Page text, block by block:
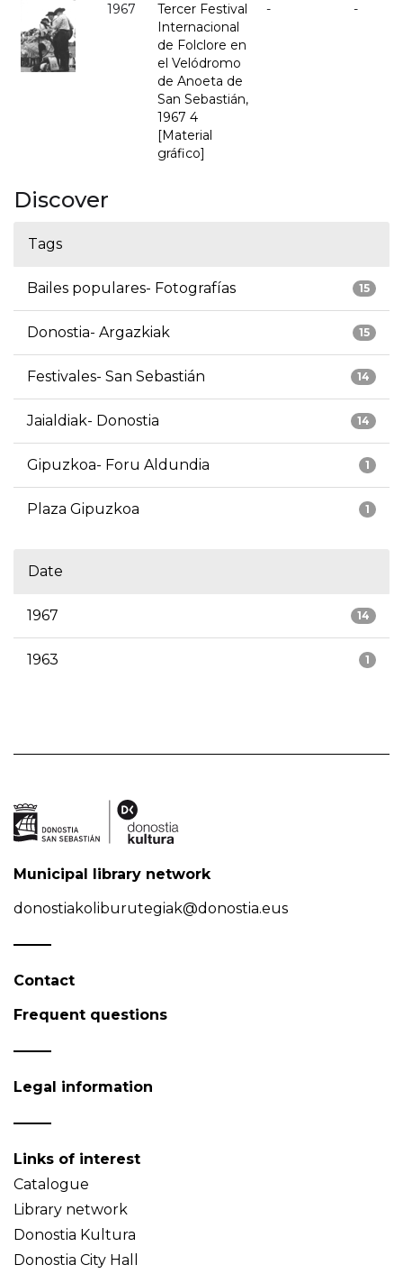
1967
Tercer Festival
Internacional
de Folclore en
el Velódromo
de Anoeta de
San Sebastián,
1967 4
[Material
gráfico]
- -
Discover
Tags
15
Bailes populares- Fotografías
15
Donostia- Argazkiak
14
Festivales- San Sebastián
14
Jaialdiak- Donostia
1
Gipuzkoa- Foru Aldundia
1
Plaza Gipuzkoa
Date
14
1967
1
1963
Municipal library network
donostiakoliburutegiak@donostia.eus
Contact
Frequent questions
Legal information
Links of interest
Catalogue
Library network
Donostia Kultura
Donostia City Hall